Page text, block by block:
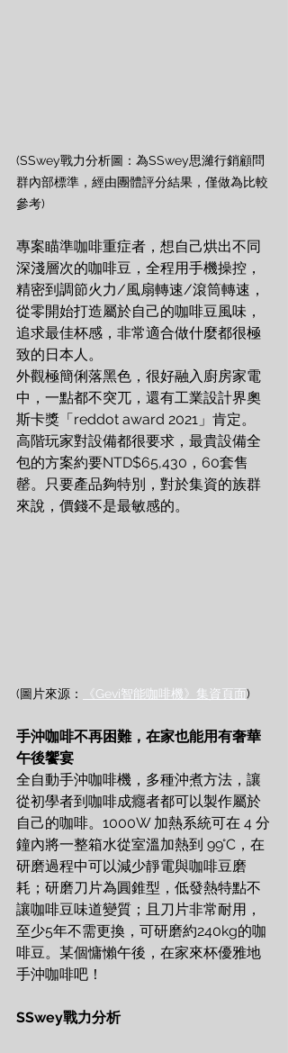
(SSwey戰力分析圖：為SSwey思濰行銷顧問
群內部標準，經由團體評分結果，僅做為比較
參考)
專案瞄準咖啡重症者，想自己烘出不同
深淺層次的咖啡豆，全程用手機操控，
精密到調節火力/風扇轉速/滾筒轉速，
從零開始打造屬於自己的咖啡豆風味，
追求最佳杯感，非常適合做什麼都很極
致的日本人。
外觀極簡俐落黑色，很好融入廚房家電
中，一點都不突兀，還有工業設計界奧
斯卡獎「reddot award 2021」肯定。
高階玩家對設備都很要求，最貴設備全
包的方案約要NTD$65,430，60套售
罄。只要產品夠特別，對於集資的族群
來說，價錢不是最敏感的。
(圖片來源： 《Gevi智能咖啡機》集資頁面)
手沖咖啡不再困難，在家也能用有奢華
午後饗宴
全自動手沖咖啡機，多種沖煮方法，讓
從初學者到咖啡成癮者都可以製作屬於
自己的咖啡。1000W 加熱系統可在 4 分
鐘內將一整箱水從室溫加熱到 99°C，在
研磨過程中可以減少靜電與咖啡豆磨
耗；研磨刀片為圓錐型，低發熱特點不
讓咖啡豆味道變質；且刀片非常耐用，
至少5年不需更換，可研磨約240kg的咖
啡豆。某個慵懶午後，在家來杯優雅地
手沖咖啡吧！
SSwey戰力分析